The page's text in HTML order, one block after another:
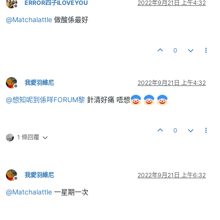
離線
ERROR四子ILOVEYOU 2022年9月21日 上午4:32
@Matchalattle 做酸係最好
0
離線
我愛羽維尼 2022年9月21日 上午4:32
@想知呢到係咩FORUM黎 針清好痛 唔想
1 條回覆
0
離線
我愛羽維尼 2022年9月21日 上午6:32
@Matchalattle 一星期一次